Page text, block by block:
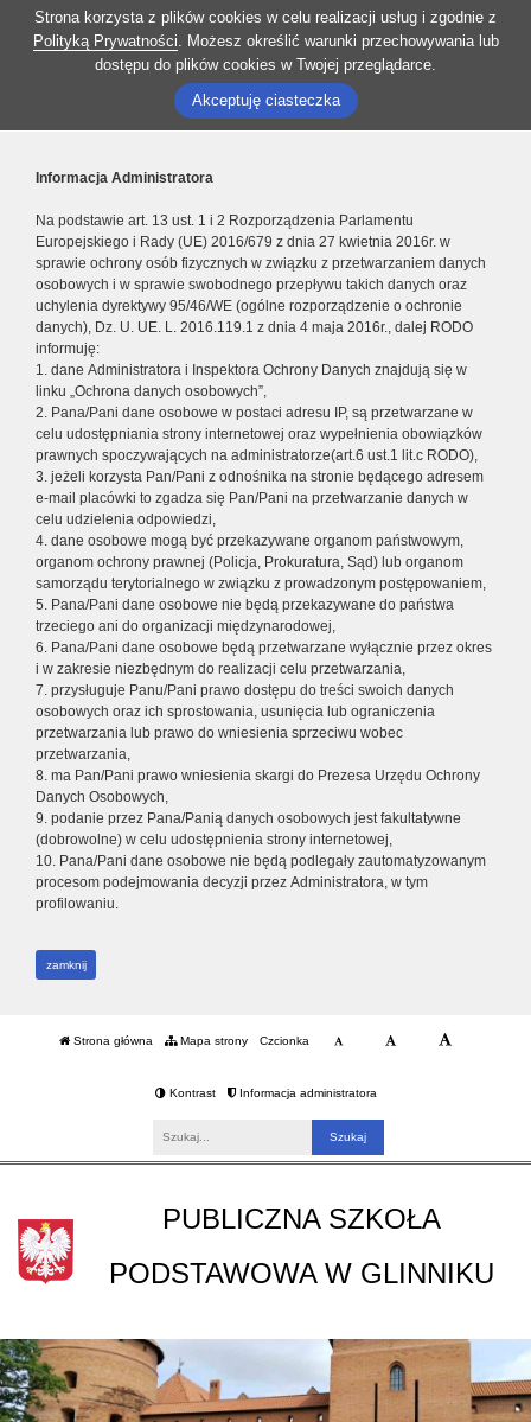
Strona korzysta z plików cookies w celu realizacji usług i zgodnie z
Polityką Prywatności. Możesz określić warunki przechowywania lub
dostępu do plików cookies w Twojej przeglądarce.
Akceptuję ciasteczka
Informacja Administratora
Na podstawie art. 13 ust. 1 i 2 Rozporządzenia Parlamentu
Europejskiego i Rady (UE) 2016/679 z dnia 27 kwietnia 2016r. w
sprawie ochrony osób fizycznych w związku z przetwarzaniem danych
osobowych i w sprawie swobodnego przepływu takich danych oraz
uchylenia dyrektywy 95/46/WE (ogólne rozporządzenie o ochronie
danych), Dz. U. UE. L. 2016.119.1 z dnia 4 maja 2016r., dalej RODO
informuję:
1. dane Administratora i Inspektora Ochrony Danych znajdują się w
linku „Ochrona danych osobowych”,
2. Pana/Pani dane osobowe w postaci adresu IP, są przetwarzane w
celu udostępniania strony internetowej oraz wypełnienia obowiązków
prawnych spoczywających na administratorze(art.6 ust.1 lit.c RODO),
3. jeżeli korzysta Pan/Pani z odnośnika na stronie będącego adresem
e-mail placówki to zgadza się Pan/Pani na przetwarzanie danych w
celu udzielenia odpowiedzi,
4. dane osobowe mogą być przekazywane organom państwowym,
organom ochrony prawnej (Policja, Prokuratura, Sąd) lub organom
samorządu terytorialnego w związku z prowadzonym postępowaniem,
5. Pana/Pani dane osobowe nie będą przekazywane do państwa
trzeciego ani do organizacji międzynarodowej,
6. Pana/Pani dane osobowe będą przetwarzane wyłącznie przez okres
i w zakresie niezbędnym do realizacji celu przetwarzania,
7. przysługuje Panu/Pani prawo dostępu do treści swoich danych
osobowych oraz ich sprostowania, usunięcia lub ograniczenia
przetwarzania lub prawo do wniesienia sprzeciwu wobec
przetwarzania,
8. ma Pan/Pani prawo wniesienia skargi do Prezesa Urzędu Ochrony
Danych Osobowych,
9. podanie przez Pana/Panią danych osobowych jest fakultatywne
(dobrowolne) w celu udostępnienia strony internetowej,
10. Pana/Pani dane osobowe nie będą podlegały zautomatyzowanym
procesom podejmowania decyzji przez Administratora, w tym
profilowaniu.
zamknij
Strona główna Mapa strony Czcionka
Kontrast Informacja administratora
PUBLICZNA SZKOŁA
PODSTAWOWA W GLINNIKU